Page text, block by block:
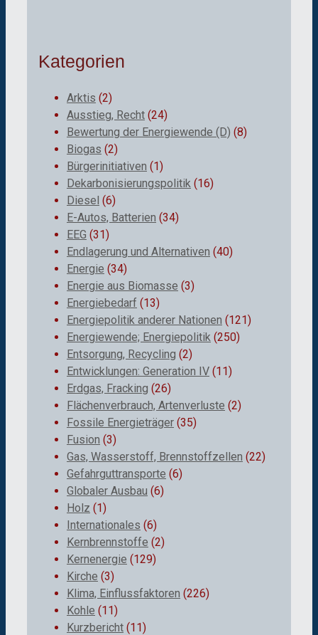
Kategorien
Arktis (2)
Ausstieg, Recht (24)
Bewertung der Energiewende (D) (8)
Biogas (2)
Bürgerinitiativen (1)
Dekarbonisierungspolitik (16)
Diesel (6)
E-Autos, Batterien (34)
EEG (31)
Endlagerung und Alternativen (40)
Energie (34)
Energie aus Biomasse (3)
Energiebedarf (13)
Energiepolitik anderer Nationen (121)
Energiewende; Energiepolitik (250)
Entsorgung, Recycling (2)
Entwicklungen: Generation IV (11)
Erdgas, Fracking (26)
Flächenverbrauch, Artenverluste (2)
Fossile Energieträger (35)
Fusion (3)
Gas, Wasserstoff, Brennstoffzellen (22)
Gefahrguttransporte (6)
Globaler Ausbau (6)
Holz (1)
Internationales (6)
Kernbrennstoffe (2)
Kernenergie (129)
Kirche (3)
Klima, Einflussfaktoren (226)
Kohle (11)
Kurzbericht (11)